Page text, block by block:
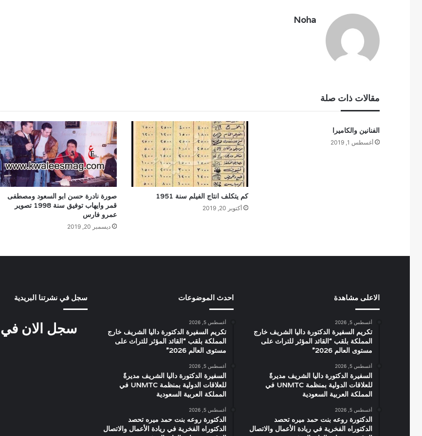
Noha
مقالات ذات صلة
الفنانين والكاميرا
أغسطس 1, 2019
كم يتكلف انتاج الفيلم سنة 1951
أكتوبر 20, 2019
صورة نادرة حسن ابو السعود ومصطفى
قمر وايهاب توفيق سنة 1998 تصوير
عمرو فارس
ديسمبر 20, 2019
الاعلى مشاهدة
أغسطس 5, 2026
تكريم السفيرة الدكتورة داليا الشريف خارج
المملكة بلقب “القائد المؤثر للتراث على
مستوى العالم 2026”
أغسطس 5, 2026
السفيرة الدكتورة داليا الشريف مديرةً
للعلاقات الدولية بمنظمة UNMTC في
المملكة العربية السعودية
أغسطس 5, 2026
الدكتورة روعه بنت حمد ميره تحصد
الدكتوراه الفخرية في ريادة الأعمال والاتصال
احدث الموضوعات
أغسطس 5, 2026
تكريم السفيرة الدكتورة داليا الشريف خارج
المملكة بلقب “القائد المؤثر للتراث على
مستوى العالم 2026”
أغسطس 5, 2026
السفيرة الدكتورة داليا الشريف مديرةً
للعلاقات الدولية بمنظمة UNMTC في
المملكة العربية السعودية
أغسطس 5, 2026
الدكتورة روعه بنت حمد ميره تحصد
الدكتوراه الفخرية في ريادة الأعمال والاتصال
سجل في نشرتنا البريدية
سجل الان في